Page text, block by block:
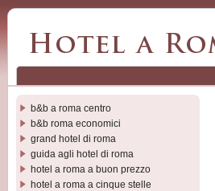
b&b a roma centro
b&b roma economici
grand hotel di roma
guida agli hotel di roma
hotel a roma a buon prezzo
hotel a roma a cinque stelle